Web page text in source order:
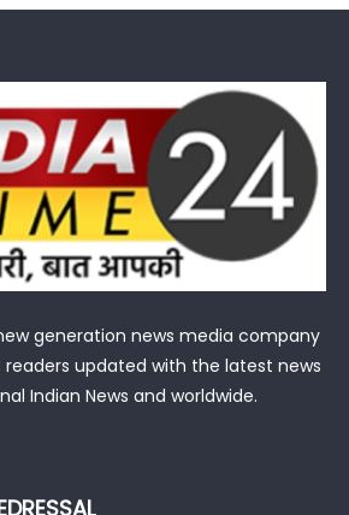
generation news media company
updated with the latest news
Indian News and worldwide.